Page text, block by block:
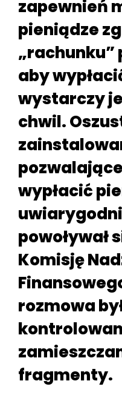
zapewnień
pieniądze
„rachunku”
aby
wystarczy
chwil.
wypłacić
powoływał
Komisję
rozmowa
fragmenty.